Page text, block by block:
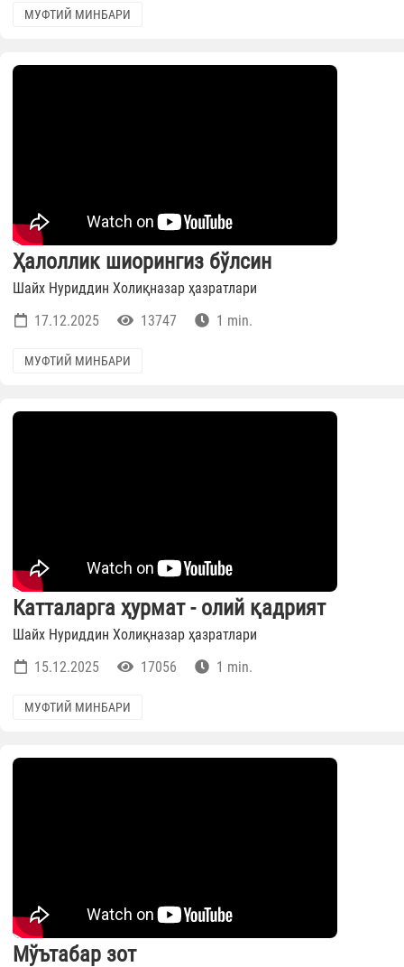
МУФТИЙ МИНБАРИ
Ҳалоллик шиорингиз бўлсин
Шайх Нуриддин Холиқназар ҳазратлари
17.12.2025
13747 1 min.
МУФТИЙ МИНБАРИ
Катталарга ҳурмат - олий қадрият
Шайх Нуриддин Холиқназар ҳазратлари
15.12.2025
17056 1 min.
МУФТИЙ МИНБАРИ
Мўътабар зот